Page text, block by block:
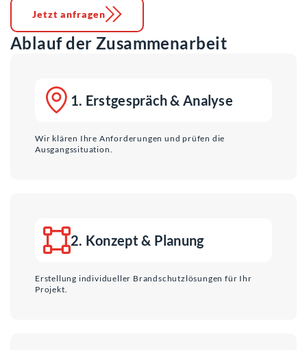
Jetzt anfragen
Ablauf der Zusammenarbeit
1. Erstgespräch & Analyse
Wir klären Ihre Anforderungen und prüfen die
Ausgangssituation.
2. Konzept & Planung
Erstellung individueller Brandschutzlösungen für Ihr
Projekt.